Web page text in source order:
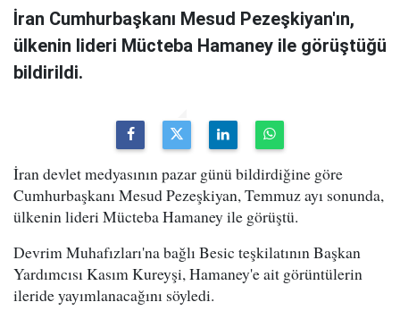
İran Cumhurbaşkanı Mesud Pezeşkiyan'ın,
ülkenin lideri Mücteba Hamaney ile görüştüğü
bildirildi.
İran devlet medyasının pazar günü bildirdiğine göre
Cumhurbaşkanı Mesud Pezeşkiyan, Temmuz ayı sonunda,
ülkenin lideri Mücteba Hamaney ile görüştü.
Devrim Muhafızları'na bağlı Besic teşkilatının Başkan
Yardımcısı Kasım Kureyşi, Hamaney'e ait görüntülerin
ileride yayımlanacağını söyledi.